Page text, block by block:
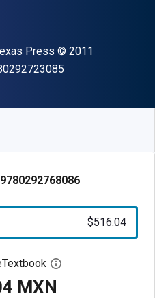
Press Copyright
© 2011
9780292768086
$516.04
Abre el cuadro de
MXN